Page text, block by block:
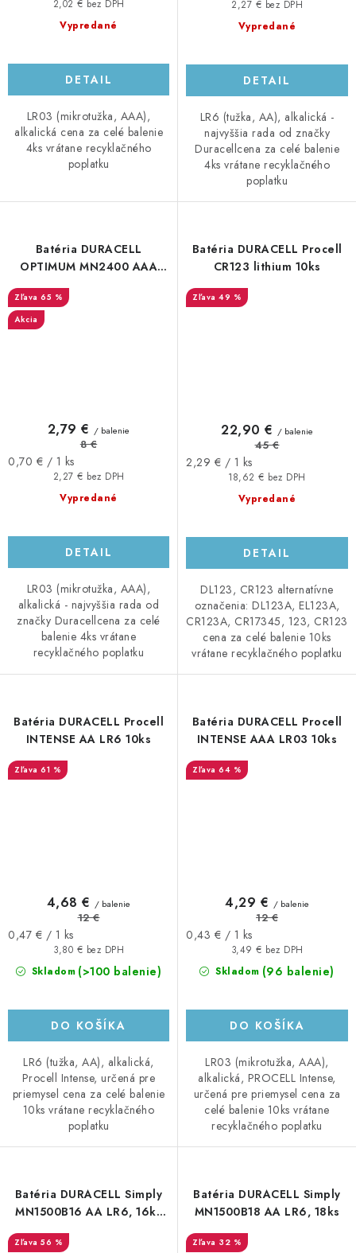
Vypredané
2,02 € bez DPH
DETAIL
LR03 (mikrotužka, AAA),
alkalická cena za celé balenie
4ks vrátane recyklačného
poplatku
Vypredané
2,27 € bez DPH
DETAIL
LR6 (tužka, AA), alkalická -
najvyššia rada od značky
Duracellcena za celé balenie
4ks vrátane recyklačného
poplatku
Batéria DURACELL
OPTIMUM MN2400 AAA
65 %
Akcia
Vypredané
2,27 € bez DPH
2,79 € / balenie
8 €
Jednotková
0,70 € / 1 ks
DETAIL
LR03 (mikrotužka, AAA),
alkalická - najvyššia rada od
značky Duracellcena za celé
balenie 4ks vrátane
recyklačného poplatku
Batéria DURACELL Procell
CR123 lithium 10ks
49 %
Vypredané
18,62 € bez DPH
22,90 € / balenie
45 €
Jednotková
2,29 € / 1 ks
DETAIL
DL123, CR123 alternatívne
označenia: DL123A, EL123A,
CR123A, CR17345, 123, CR123
cena za celé balenie 10ks
vrátane recyklačného poplatku
Batéria DURACELL Procell
INTENSE AA LR6 10ks
61 %
Skladom (>100 balenie)
3,80 € bez DPH
4,68 € / balenie
12 €
Jednotková
0,47 € / 1 ks
DO KOŠÍKA
LR6 (tužka, AA), alkalická,
Procell Intense, určená pre
priemysel cena za celé balenie
10ks vrátane recyklačného
poplatku
Batéria DURACELL Procell
INTENSE AAA LR03 10ks
64 %
Skladom (96 balenie)
3,49 € bez DPH
4,29 € / balenie
12 €
Jednotková
0,43 € / 1 ks
DO KOŠÍKA
LR03 (mikrotužka, AAA),
alkalická, PROCELL Intense,
určená pre priemysel cena za
celé balenie 10ks vrátane
recyklačného poplatku
Batéria DURACELL Simply
MN1500B16 AA LR6, 16ks
56 %
Batéria DURACELL Simply
MN1500B18 AA LR6, 18ks
32 %